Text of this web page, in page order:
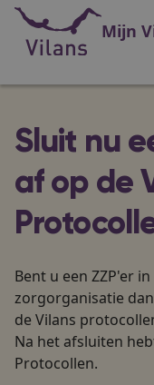
Mijn
Sluit nu
af op de
Bent u een ZZP'er in
zorgorganisatie
de Vilans
Na het afsluiten
Protocollen.